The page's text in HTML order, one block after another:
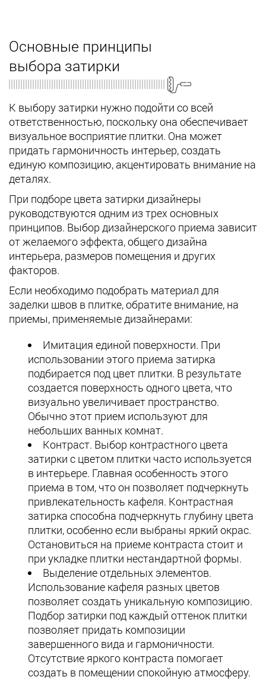
Основные принципы
выбора затирки
К выбору затирки нужно подойти со всей
ответственностью, поскольку она обеспечивает
визуальное восприятие плитки. Она может
придать гармоничность интерьер, создать
единую композицию, акцентировать внимание на
деталях.
При подборе цвета затирки дизайнеры
руководствуются одним из трех основных
принципов. Выбор дизайнерского приема зависит
от желаемого эффекта, общего дизайна
интерьера, размеров помещения и других
факторов.
Если необходимо подобрать материал для
заделки швов в плитке, обратите внимание, на
приемы, применяемые дизайнерами:
Имитация единой поверхности. При
использовании этого приема затирка
подбирается под цвет плитки. В результате
создается поверхность одного цвета, что
визуально увеличивает пространство.
Обычно этот прием используют для
небольших ванных комнат.
Контраст. Выбор контрастного цвета
затирки с цветом плитки часто используется
в интерьере. Главная особенность этого
приема в том, что он позволяет подчеркнуть
привлекательность кафеля. Контрастная
затирка способна подчеркнуть глубину цвета
плитки, особенно если выбраны яркий окрас.
Остановиться на приеме контраста стоит и
при укладке плитки нестандартной формы.
Выделение отдельных элементов.
Использование кафеля разных цветов
позволяет создать уникальную композицию.
Подбор затирки под каждый оттенок плитки
позволяет придать композиции
завершенного вида и гармоничности.
Отсутствие яркого контраста помогает
создать в помещении спокойную атмосферу.